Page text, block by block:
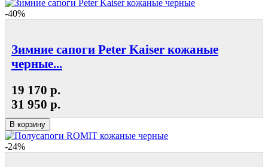
-40%
Зимние сапоги Peter Kaiser кожаные
черные...
19 170 р.
31 950 р.
В корзину
-24%